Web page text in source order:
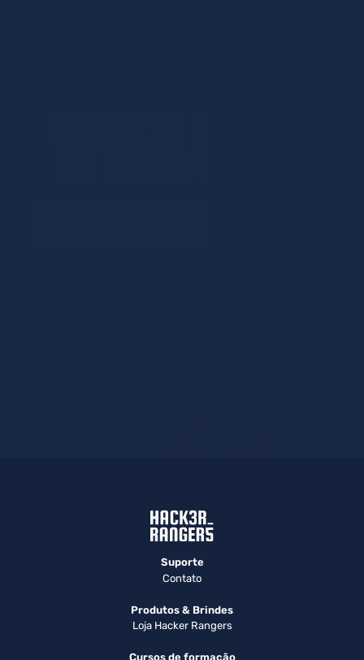
Suporte
Contato
Produtos & Brindes
Loja Hacker Rangers
Cursos de formação